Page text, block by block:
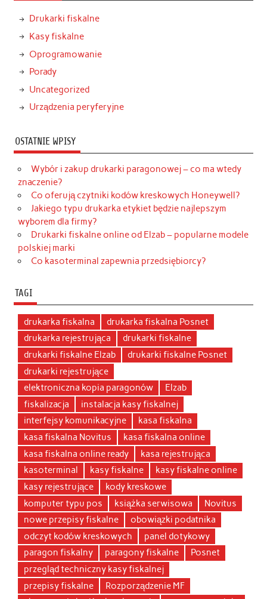
Drukarki fiskalne
Kasy fiskalne
Oprogramowanie
Porady
Uncategorized
Urządzenia peryferyjne
OSTATNIE WPISY
Wybór i zakup drukarki paragonowej – co ma wtedy
znaczenie?
Co oferują czytniki kodów kreskowych Honeywell?
Jakiego typu drukarka etykiet będzie najlepszym
wyborem dla firmy?
Drukarki fiskalne online od Elzab – popularne modele
polskiej marki
Co kasoterminal zapewnia przedsiębiorcy?
TAGI
drukarka fiskalna
drukarka fiskalna Posnet
drukarka rejestrująca
drukarki fiskalne
drukarki fiskalne Elzab
drukarki fiskalne Posnet
drukarki rejestrujące
elektroniczna kopia paragonów
Elzab
fiskalizacja
instalacja kasy fiskalnej
interfejsy komunikacyjne
kasa fiskalna
kasa fiskalna Novitus
kasa fiskalna online
kasa fiskalna online ready
kasa rejestrująca
kasoterminal
kasy fiskalne
kasy fiskalne online
kasy rejestrujące
kody kreskowe
komputer typu pos
książka serwisowa
Novitus
nowe przepisy fiskalne
obowiązki podatnika
odczyt kodów kreskowych
panel dotykowy
paragon fiskalny
paragony fiskalne
Posnet
przegląd techniczny kasy fiskalnej
przepisy fiskalne
Rozporządzenie MF